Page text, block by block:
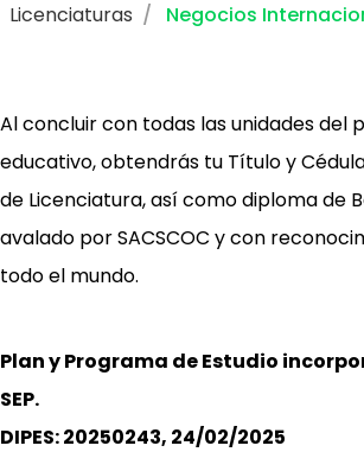
Licenciaturas Negocios
Al concluir con todas las unidades del
educativo, obtendrás tu Título y
de Licenciatura, así como diploma de
avalado por SACSCOC y con
todo el mundo.
Plan y Programa de Estudio
SEP.
DIPES: 20250243, 24/02/2025